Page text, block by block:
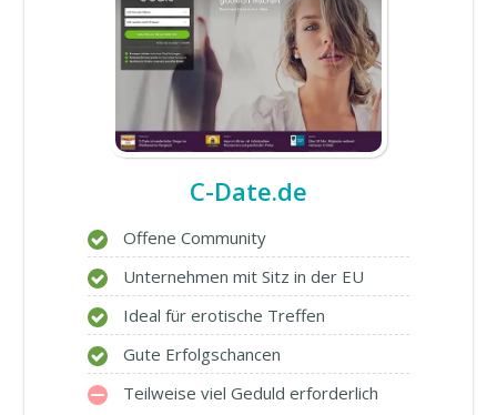
C-Date.de
Offene Community
Unternehmen mit Sitz in der EU
Ideal für erotische Treffen
Gute Erfolgschancen
Teilweise viel Geduld erforderlich